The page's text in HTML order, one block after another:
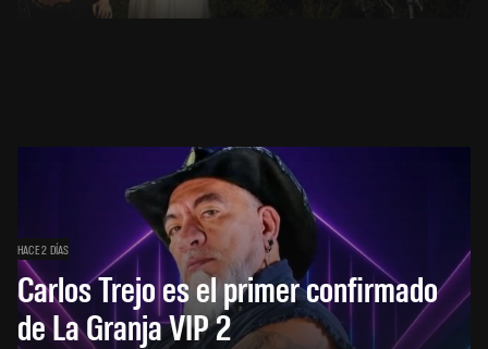
HACE 2 DÍAS
Carlos Trejo es el primer confirmado
de La Granja VIP 2